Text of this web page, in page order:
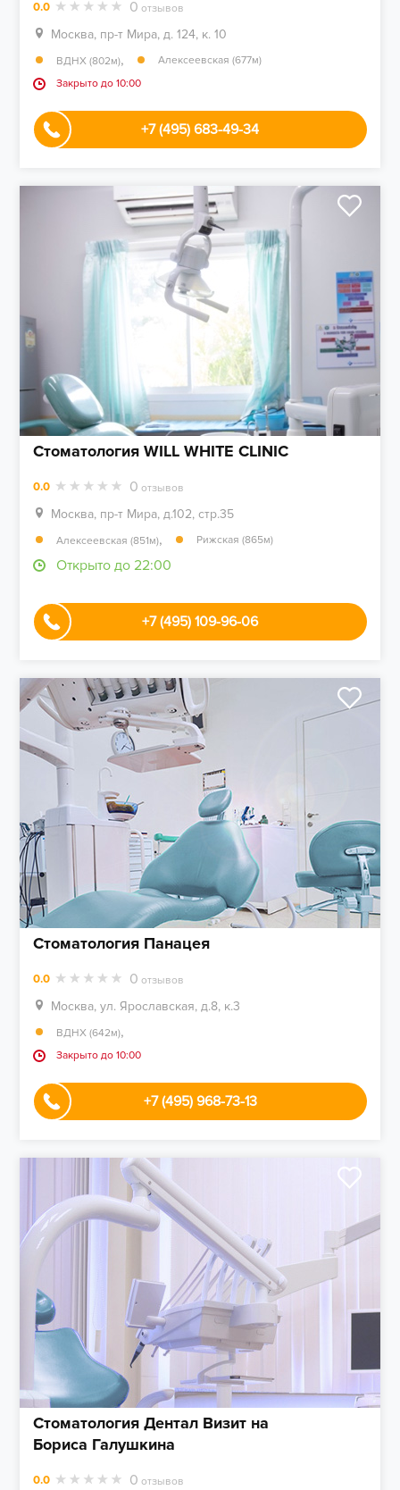
0.0 0 отзывов
Москва, пр-т Мира, д. 124, к. 10
ВДНХ (802м),
Алексеевская (677м)
Закрыто до 10:00
+7 (495) 683-49-34
Стоматология WILL WHITE CLINIC
0.0 0 отзывов
Москва, пр-т Мира, д.102, стр.35
Алексеевская (851м), Рижская (865м)
Открыто до 22:00
+7 (495) 109-96-06
Стоматология Панацея
0.0 0 отзывов
Москва, ул. Ярославская, д.8, к.3
ВДНХ (642м),
Закрыто до 10:00
+7 (495) 968-73-13
Стоматология Дентал Визит на
Бориса Галушкина
0.0 0 отзывов